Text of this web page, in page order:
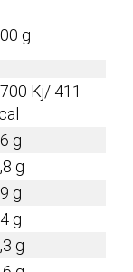
g
Kj/ 411
g
g
g
g
g